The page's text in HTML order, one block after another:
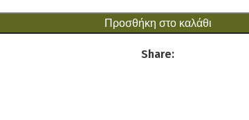
Προσθήκη στο καλάθι
Share: